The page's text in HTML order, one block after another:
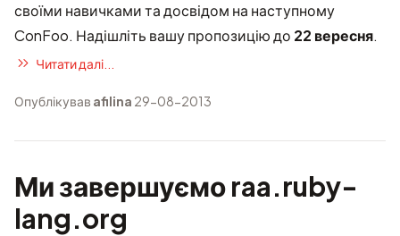
своїми навичками та досвідом на наступному
ConFoo. Надішліть вашу пропозиціюдо 22 вересня.
Читати далі...
Опублікував afilina 29-08-2013
Ми завершуємо raa.ruby-
lang.org